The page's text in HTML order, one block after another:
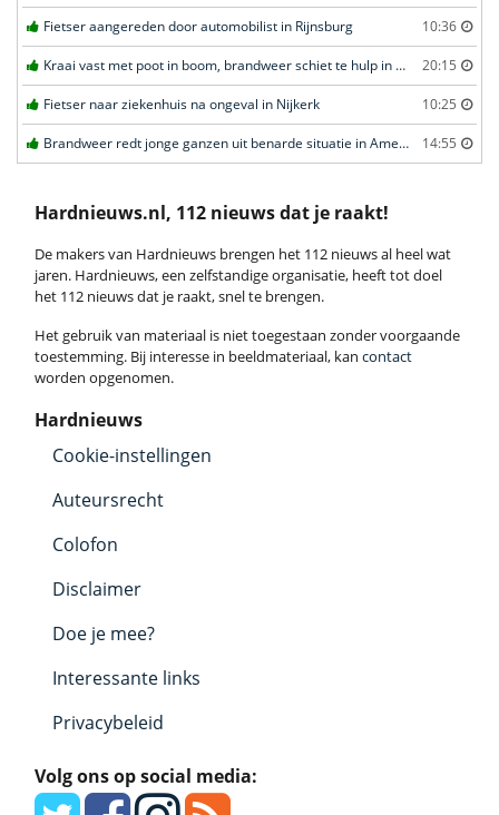
Fietser aangereden door automobilist in Rijnsburg 10:36
Kraai vast met poot in boom, brandweer schiet te hulp in Barneveld 20:15
Fietser naar ziekenhuis na ongeval in Nijkerk 10:25
Brandweer redt jonge ganzen uit benarde situatie in Amersfoort 14:55
Hardnieuws.nl, 112 nieuws dat je raakt!
De makers van Hardnieuws brengen het 112 nieuws al heel wat
jaren. Hardnieuws, een zelfstandige organisatie, heeft tot doel
het 112 nieuws dat je raakt, snel te brengen.
Het gebruik van materiaal is niet toegestaan zonder voorgaande
toestemming. Bij interesse in beeldmateriaal, kan contact
worden opgenomen.
Hardnieuws
Cookie-instellingen
Auteursrecht
Colofon
Disclaimer
Doe je mee?
Interessante links
Privacybeleid
Volg ons op social media: